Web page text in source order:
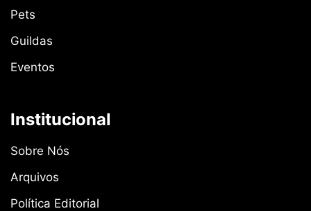
Pets
Guildas
Eventos
Institucional
Sobre Nós
Arquivos
Política Editorial